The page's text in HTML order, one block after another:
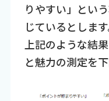
りやすい」とい
じているとします
上記のような結
と魅力の測定を